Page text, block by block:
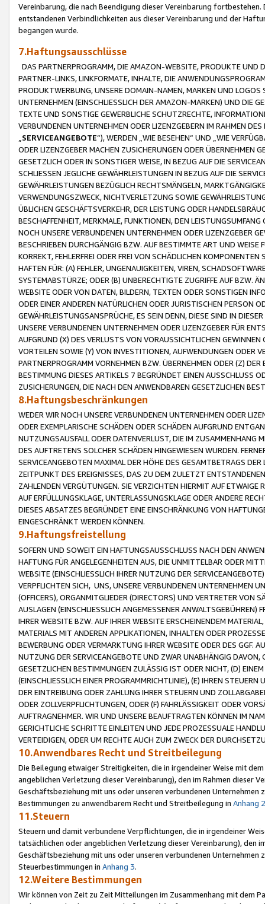
Vereinbarung, die nach Beendigung dieser Vereinbarung
entstandenen Verbindlichkeiten aus dieser Vereinbarung und der
begangen wurde.
7.Haftungsausschlüsse
DAS PARTNERPROGRAMM, DIE AMAZON-WEBSITE, PRODUKTE UND
PARTNER-LINKS, LINKFORMATE, INHALTE, DIE
PRODUKTWERBUNG, UNSERE DOMAIN-NAMEN, MARKEN UND
UNTERNEHMEN (EINSCHLIESSLICH DER AMAZON-MARKEN) UND DIE
TEXTE UND SONSTIGE GEWERBLICHE SCHUTZRECHTE,
VERBUNDENEN UNTERNEHMEN ODER LIZENZGEBERN IM RAHMEN
SERVICEANGEBOTE“), WERDEN „WIE BESEHEN“ UND „WIE
ODER LIZENZGEBER MACHEN ZUSICHERUNGEN ODER ÜBERNEHMEN
GESETZLICH ODER IN SONSTIGER WEISE, IN BEZUG AUF DIE
SCHLIESSEN JEGLICHE GEWÄHRLEISTUNGEN IN BEZUG AUF DIE
GEWÄHRLEISTUNGEN BEZÜGLICH RECHTSMÄNGELN,
VERWENDUNGSZWECK, NICHTVERLETZUNG SOWIE
ÜBLICHEN GESCHÄFTSVERKEHR, DER LEISTUNG ODER
BESCHAFFENHEIT, MERKMALE, FUNKTIONEN, DEN
NOCH UNSERE VERBUNDENEN UNTERNEHMEN ODER LIZENZGEBER
BESCHRIEBEN DURCHGÄNGIG BZW. AUF BESTIMMTE ART UND
KORREKT, FEHLERFREI ODER FREI VON SCHÄDLICHEN
HAFTEN FÜR: (A) FEHLER, UNGENAUIGKEITEN, VIREN,
SYSTEMABSTÜRZE; ODER (B) UNBERECHTIGTE ZUGRIFFE AUF BZW.
WEBSITE ODER VON DATEN, BILDERN, TEXTEN ODER SONSTIGEN
ODER EINER ANDEREN NATÜRLICHEN ODER JURISTISCHEN PERSON
GEWÄHRLEISTUNGSANSPRÜCHE, ES SEIN DENN, DIESE SIND IN
UNSERE VERBUNDENEN UNTERNEHMEN ODER LIZENZGEBER FÜR
AUFGRUND (X) DES VERLUSTS VON VORAUSSICHTLICHEN
VORTEILEN SOWIE (Y) VON INVESTITIONEN, AUFWENDUNGEN ODER
PARTNERPROGRAMM VORNEHMEN BZW. ÜBERNEHMEN ODER (Z)
BESTIMMUNG DIESES ARTIKELS 7 BEGRÜNDET EINEN AUSSCHLUSS
ZUSICHERUNGEN, DIE NACH DEN ANWENDBAREN GESETZLICHEN
8.Haftungsbeschränkungen
WEDER WIR NOCH UNSERE VERBUNDENEN UNTERNEHMEN ODER
ODER EXEMPLARISCHE SCHÄDEN ODER SCHÄDEN AUFGRUND
NUTZUNGSAUSFALL ODER DATENVERLUST, DIE IM ZUSAMMENHANG
DES AUFTRETENS SOLCHER SCHÄDEN HINGEWIESEN WURDEN.
SERVICEANGEBOTEN MAXIMAL DER HÖHE DES GESAMTBETRAGS
ZEITPUNKT DES EREIGNISSES, DAS ZU DEM ZULETZT
ZAHLENDEN VERGÜTUNGEN. SIE VERZICHTEN HIERMIT AUF
AUF ERFÜLLUNGSKLAGE, UNTERLASSUNGSKLAGE ODER ANDERE
DIESES ABSATZES BEGRÜNDET EINE EINSCHRÄNKUNG VON
EINGESCHRÄNKT WERDEN KÖNNEN.
9.Haftungsfreistellung
SOFERN UND SOWEIT EIN HAFTUNGSAUSSCHLUSS NACH DEN
HAFTUNG FÜR ANGELEGENHEITEN AUS, DIE UNMITTELBAR ODER
WEBSITE (EINSCHLIESSLICH IHRER NUTZUNG DER
VERPFLICHTEN SICH, UNS, UNSERE VERBUNDENEN UNTERNEHMEN
(OFFICERS), ORGANMITGLIEDER (DIRECTORS) UND VERTRETER VON
AUSLAGEN (EINSCHLIESSLICH ANGEMESSENER
IHRER WEBSITE BZW. AUF IHRER WEBSITE ERSCHEINENDEM
MATERIALS MIT ANDEREN APPLIKATIONEN, INHALTEN ODER
BEWERBUNG ODER VERMARKTUNG IHRER WEBSITE ODER DES GGF.
NUTZUNG DER SERVICEANGEBOTE UND ZWAR UNABHÄNGIG
GESETZLICHEN BESTIMMUNGEN ZULÄSSIG IST ODER NICHT, (D)
(EINSCHLIESSLICH EINER PROGRAMMRICHTLINIE), (E) IHREN
DER EINTREIBUNG ODER ZAHLUNG IHRER STEUERN UND
ODER ZOLLVERPFLICHTUNGEN, ODER (F) FAHRLÄSSIGKEIT ODER
AUFTRAGNEHMER. WIR UND UNSERE BEAUFTRAGTEN KÖNNEN IM
GERICHTLICHE SCHRITTE EINLEITEN UND JEDE PROZESSUALE
VERTEIDIGEN, ODER UM RECHTE AUCH ZUM ZWECK DER
10.Anwendbares Recht und Streitbeilegung
Die Beilegung etwaiger Streitigkeiten, die in irgendeiner Weise mit
angeblichen Verletzung dieser Vereinbarung), den im Rahmen dieser
Geschäftsbeziehung mit uns oder unseren verbundenen
Bestimmungen zu anwendbarem Recht und Streitbeilegung in Anhang 2
11.Steuern
Steuern und damit verbundene Verpflichtungen, die in irgendeiner
tatsächlichen oder angeblichen Verletzung dieser Vereinbarung), den
Geschäftsbeziehung mit uns oder unseren verbundenen
Steuerbestimmungen in Anhang 3.
12.Weitere Bestimmungen
Wir können von Zeit zu Zeit Mitteilungen im Zusammenhang mit dem